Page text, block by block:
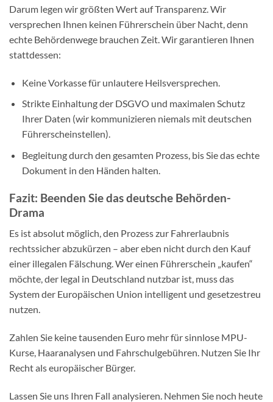
Darum legen wir größten Wert auf Transparenz. Wir
versprechen Ihnen keinen Führerschein über Nacht, denn
echte Behördenwege brauchen Zeit. Wir garantieren Ihnen
stattdessen:
Keine Vorkasse für unlautere Heilsversprechen.
Strikte Einhaltung der DSGVO und maximalen Schutz
Ihrer Daten (wir kommunizieren niemals mit deutschen
Führerscheinstellen).
Begleitung durch den gesamten Prozess, bis Sie das echte
Dokument in den Händen halten.
Fazit: Beenden Sie das deutsche Behörden-
Drama
Es ist absolut möglich, den Prozess zur Fahrerlaubnis
rechtssicher abzukürzen – aber eben nicht durch den Kauf
einer illegalen Fälschung. Wer einen Führerschein „kaufen“
möchte, der legal in Deutschland nutzbar ist, muss das
System der Europäischen Union intelligent und gesetzestreu
nutzen.
Zahlen Sie keine tausenden Euro mehr für sinnlose MPU-
Kurse, Haaranalysen und Fahrschulgebühren. Nutzen Sie Ihr
Recht als europäischer Bürger.
Lassen Sie uns Ihren Fall analysieren. Nehmen Sie noch heute